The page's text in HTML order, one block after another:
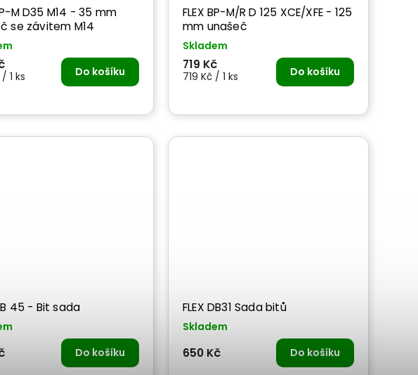
M D35 M14 - 35 mm
se závitem M14
1 ks Do košíku
FLEX BP-M/R D 125 XCE/XFE - 125
mm unašeč
Skladem
719 Kč
719 Kč / 1 ks Do košíku
45 - Bit sada
Do košíku
FLEX DB31 Sada bitů
Skladem
650 Kč Do košíku